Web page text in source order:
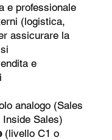
e professionale
(logistica,
assicurare la
e
analogo (Sales
Sales)
(livello C1 o